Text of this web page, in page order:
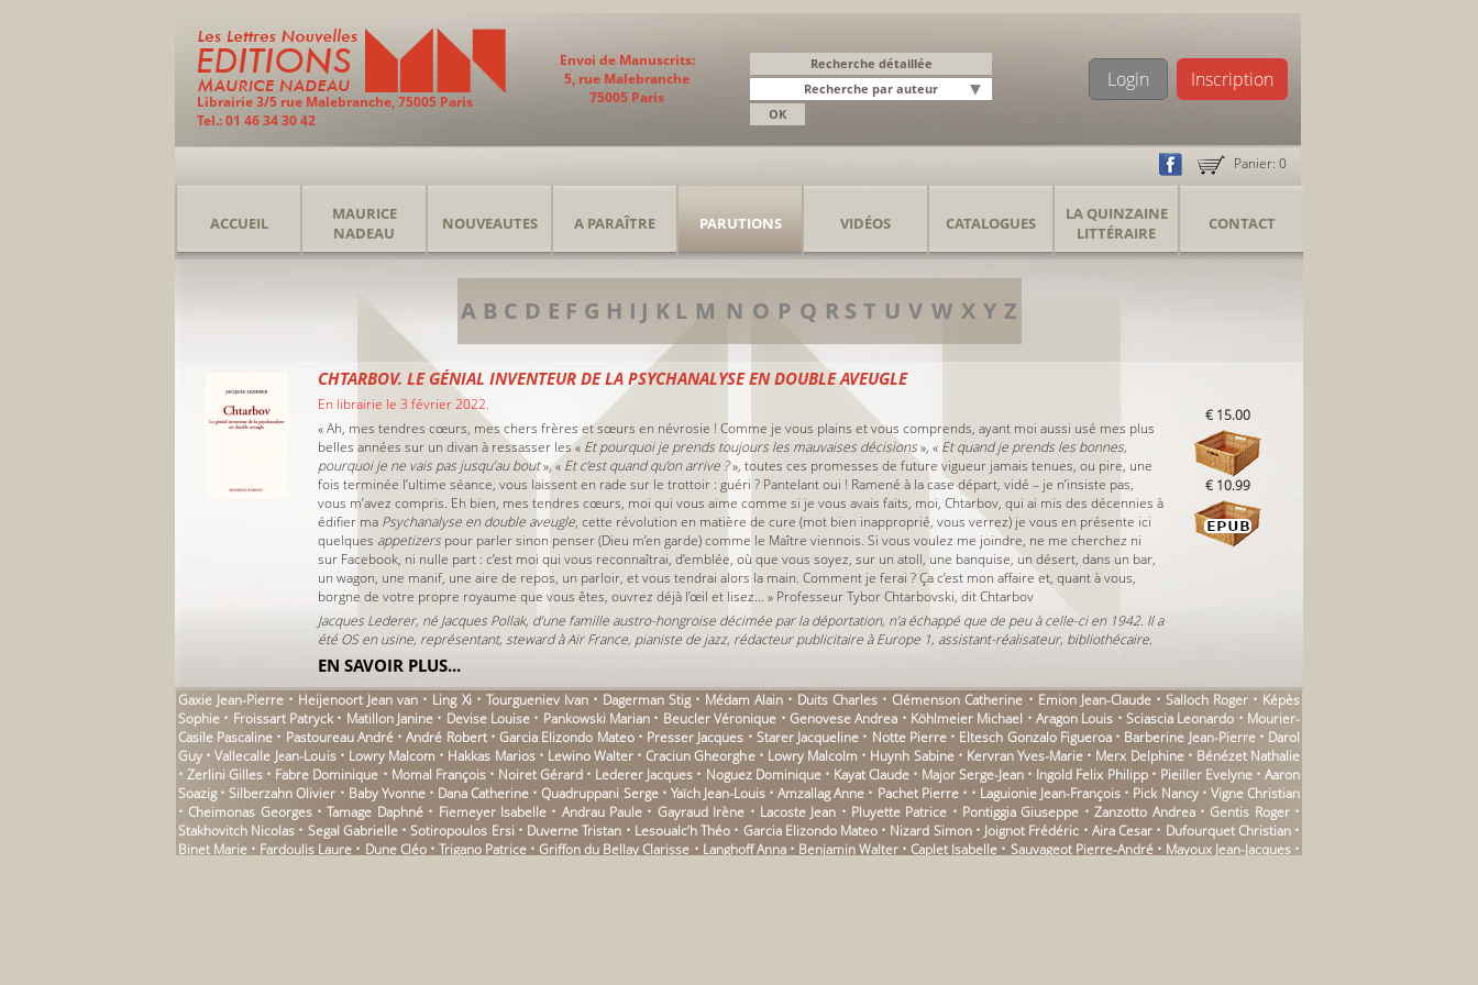
Librairie 3/5 rue Malebranche, 75005 Paris
Tel.: 01 46 34 30 42
Envoi de Manuscrits:
5, rue Malebranche
75005 Paris
Login Inscription
Panier: 0
ACCUEIL
MAURICE
NADEAU
NOUVEAUTES A PARAÎTRE PARUTIONS VIDÉOS CATALOGUES
LA QUINZAINE
LITTÉRAIRE
CONTACT
A B C D E F G H I J K L M N O P Q R S T U V W X Y Z
CHTARBOV. LE GÉNIAL INVENTEUR DE LA PSYCHANALYSE EN DOUBLE AVEUGLE
En librairie le 3 février 2022.
« Ah, mes tendres cœurs, mes chers frères et sœurs en névrosie ! Comme je vous plains et vous comprends, ayant moi aussi usé mes plus
belles années sur un divan à ressasser les « Et pourquoi je prends toujours les mauvaises décisions», « Et quand je prends les bonnes,
pourquoi je ne vais pas jusqu’au bout», « Et c’est quand qu’on arrive ?», toutes ces promesses de future vigueur jamais tenues, ou pire, une
fois terminée l’ultime séance, vous laissent en rade sur le trottoir : guéri ? Pantelant oui ! Ramené à la case départ, vidé – je n’insiste pas,
vous m’avez compris. Eh bien, mes tendres cœurs, moi qui vous aime comme si je vous avais faits, moi, Chtarbov, qui ai mis des décennies à
édifier ma Psychanalyse en double aveugle, cette révolution en matière de cure (mot bien inapproprié, vous verrez) je vous en présente ici
quelques appetizers pour parler sinon penser (Dieu m’en garde) comme le Maître viennois. Si vous voulez me joindre, ne me cherchez ni
sur Facebook, ni nulle part : c’est moi qui vous reconnaîtrai, d’emblée, où que vous soyez, sur un atoll, une banquise, un désert, dans un bar,
un wagon, une manif, une aire de repos, un parloir, et vous tendrai alors la main. Comment je ferai ? Ça c’est mon affaire et, quant à vous,
borgne de votre propre royaume que vous êtes, ouvrez déjà l’œil et lisez… » Professeur Tybor Chtarbovski, dit Chtarbov
Jacques Lederer, né Jacques Pollak, d’une famille austro-hongroise décimée par la déportation, n’a échappé que de peu à celle-ci en 1942. Il a
été OS en usine, représentant, steward à Air France, pianiste de jazz, rédacteur publicitaire à Europe 1, assistant-réalisateur, bibliothécaire.
EN SAVOIR PLUS...
€ 15.00
€ 10.99
Gaxie Jean-Pierre • Heijenoort Jean van • Ling Xi • Tourgueniev Ivan • Dagerman Stig • Médam Alain • Duits Charles • Clémenson Catherine • Emion Jean-Claude • Salloch Roger • Képès
Sophie • Froissart Patryck • Matillon Janine • Devise Louise • Pankowski Marian • Beucler Véronique • Genovese Andrea • Köhlmeier Michael • Aragon Louis • Sciascia Leonardo • Mourier-
Casile Pascaline • Pastoureau André • André Robert • Garcia Elizondo Mateo • Presser Jacques • Starer Jacqueline • Notte Pierre • Eltesch Gonzalo Figueroa • Barberine Jean-Pierre • Darol
Guy • Vallecalle Jean-Louis • Lowry Malcom • Hakkas Marios • Lewino Walter • Craciun Gheorghe • Lowry Malcolm • Huynh Sabine • Kervran Yves-Marie • Merx Delphine • Bénézet Nathalie
• Zerlini Gilles • Fabre Dominique • Momal François • Noiret Gérard • Lederer Jacques • Noguez Dominique • Kayat Claude • Major Serge-Jean • Ingold Felix Philipp • Pieiller Evelyne • Aaron
Soazig • Silberzahn Olivier • Baby Yvonne • Dana Catherine • Quadruppani Serge • Yaïch Jean-Louis • Amzallag Anne • Pachet Pierre • • Laguionie Jean-François • Pick Nancy • Vigne Christian
• Cheimonas Georges • Tamage Daphné • Fiemeyer Isabelle • Andrau Paule • Gayraud Irène • Lacoste Jean • Pluyette Patrice • Pontiggia Giuseppe • Zanzotto Andrea • Gentis Roger •
Stakhovitch Nicolas • Segal Gabrielle • Sotiropoulos Ersi • Duverne Tristan • Lesoualc’h Théo • Garcia Elizondo Mateo • Nizard Simon • Joignot Frédéric • Aira Cesar • Dufourquet Christian •
Binet Marie • Fardoulis Laure • Dune Cléo • Trigano Patrice • Griffon du Bellay Clarisse • Langhoff Anna • Benjamin Walter • Caplet Isabelle • Sauvageot Pierre-André • Mayoux Jean-Jacques •